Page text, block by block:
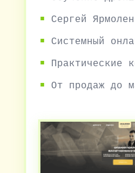
Сергей
Системный
Практические
От продаж до